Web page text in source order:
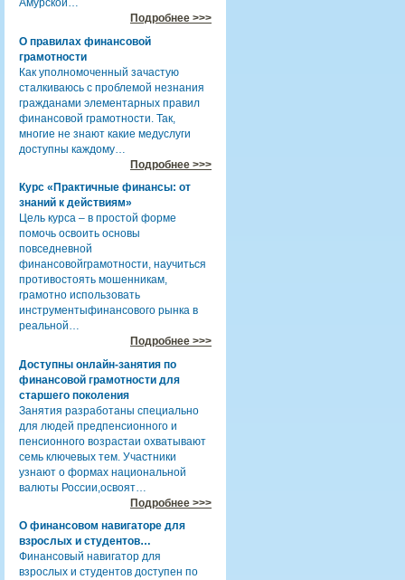
Амурской…
Подробнее >>>
О правилах финансовой
грамотности
Как уполномоченный зачастую
сталкиваюсь с проблемой незнания
гражданами элементарных правил
финансовой грамотности. Так,
многие не знают какие медуслуги
доступны каждому…
Подробнее >>>
Курс «Практичные финансы: от
знаний к действиям»
Цель курса – в простой форме
помочь освоить основы
повседневной
финансовойграмотности, научиться
противостоять мошенникам,
грамотно использовать
инструментыфинансового рынка в
реальной…
Подробнее >>>
Доступны онлайн-занятия по
финансовой грамотности для
старшего поколения
Занятия разработаны специально
для людей предпенсионного и
пенсионного возрастаи охватывают
семь ключевых тем. Участники
узнают о формах национальной
валюты России,освоят…
Подробнее >>>
О финансовом навигаторе для
взрослых и студентов…
Финансовый навигатор для
взрослых и студентов доступен по